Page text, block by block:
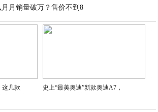
月销量破万？售价不到8
2019-09-17
这几款 史上“最美奥迪”新款奥迪A7，